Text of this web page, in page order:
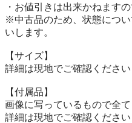
・お値引きは出来かねます
※中古品のため、状態につ
いします。
【サイズ】
詳細は現地でご確認ください
【付属品】
画像に写っているもので全
詳細は現地でご確認ください